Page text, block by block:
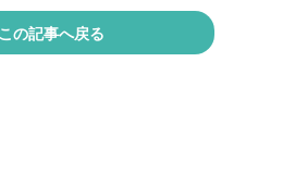
この記事へ戻る